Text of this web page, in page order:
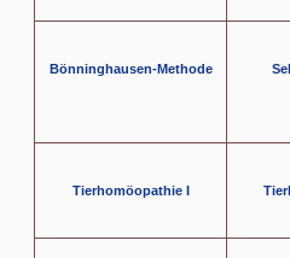
Bönninghausen-Methode
Tierhomöopathie I